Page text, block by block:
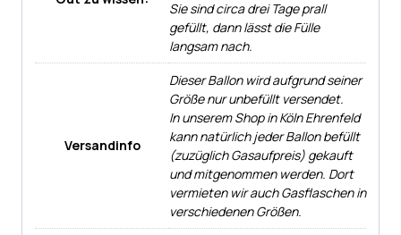
Sie sind circa drei Tage prall
gefüllt, dann lässt die Fülle
langsam nach.
Versandinfo
Dieser Ballon wird aufgrund seiner
Größe nur unbefüllt versendet.
In unserem Shop in Köln Ehrenfeld
kann natürlich jeder Ballon befüllt
(zuzüglich Gasaufpreis) gekauft
und mitgenommen werden. Dort
vermieten wir auch Gasflaschen in
verschiedenen Größen.